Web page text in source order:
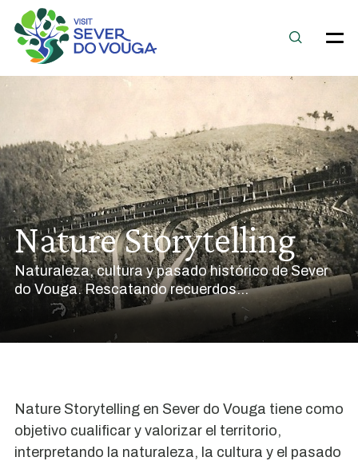
Nature Storytelling
Naturaleza, cultura y pasado histórico de Sever
do Vouga. Rescatando recuerdos...
Nature Storytelling en Sever do Vouga tiene como
objetivo cualificar y valorizar el territorio,
interpretando la naturaleza, la cultura y el pasado